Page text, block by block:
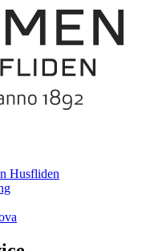
Husfliden